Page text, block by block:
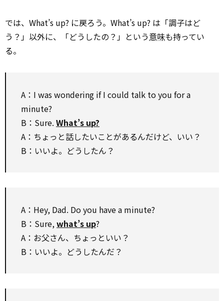
では、What’s up? に戻ろう。What’s up? は「調子はど
う？」以外に、「どうしたの？」という意味も持ってい
る。
A：I was wondering if I could talk to you for a
minute?
B：Sure. What’s up?
A：ちょっと話したいことがあるんだけど、いい？
B：いいよ。どうしたん？
A：Hey, Dad. Do you have a minute?
B：Sure,what’s up?
A：お父さん、ちょっといい？
B：いいよ。どうしたんだ？